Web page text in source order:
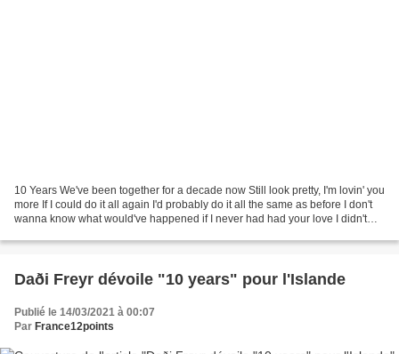
10 Years We've been together for a decade now Still look pretty, I'm lovin' you
more If I could do it all again I'd probably do it all the same as before I don't
wanna know what would've happened if I never had had your love I didn't
Daði Freyr dévoile "10 years" pour l'Islande
Publié le 14/03/2021 à 00:07
Par France12points